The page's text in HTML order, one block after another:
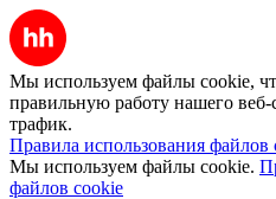
Мы используем файлы cookie,
правильную работу нашего веб-
трафик.
Правила использования файлов
Мы используем файлы cookie.
файлов cookie